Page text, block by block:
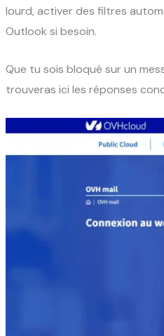
lourd, activer des filtres
Outlook si besoin.
Que tu sois bloqué sur un
trouveras ici les réponses